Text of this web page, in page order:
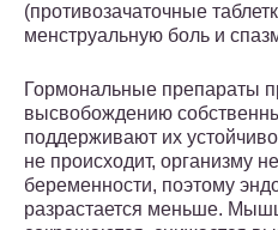
(противозачаточные
менструальную боль и
Гормональные препараты
высвобождению
поддерживают их
не происходит, организму
беременности, поэтому
разрастается меньше.